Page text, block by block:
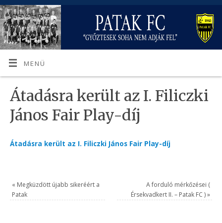
MENÜ
Átadásra került az I. Filiczki
János Fair Play-díj
Átadásra került az I. Filiczki János Fair Play-díj
« Megküzdött újabb sikeréért a
Patak
A forduló mérkőzései (
Érsekvadkert II. – Patak FC )»